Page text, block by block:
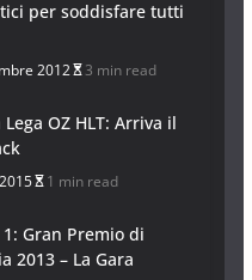
per soddisfare tutti
2012 3 min read
OZ HLT: Arriva il
1 min read
Gran Premio di
2013 – La Gara